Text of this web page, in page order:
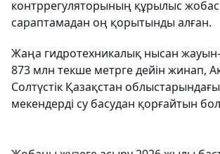
контррегуляторының құрылыс
сараптамадан оң қорытынды алған.
Жаңа гидротехникалық нысан
873 млн текше метрге дейін жинап,
Солтүстік Қазақстан облыстарындағы
мекендерді су басудан қорғайтын